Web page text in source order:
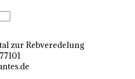
zur Rebveredelung